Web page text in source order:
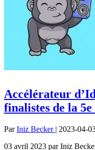
Accélérateur
finalistes de la
ParIniz Becker | 2023-04-
03 avril 2023 par Iniz